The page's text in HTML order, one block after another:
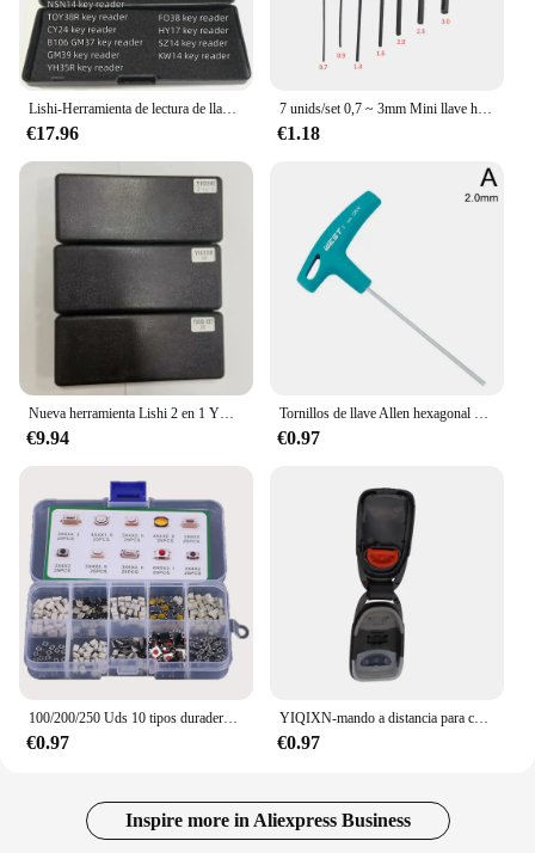
Lishi-Herramienta de lectura de llaves 2 en 1, HU66, HU92, HU87, NSN14, TOY38R, CY24, B106, GM37, GM39, YH35R, FO38, HY17, SZ14, KW14
€17.96
7 unids/set 0,7 ~ 3mm Mini llave hexagonal juego de llaves Allen llave de acero de aleación Kit de destornilladores herramientas manuales de reparación multifuncionales
€1.18
Nueva herramienta Lishi 2 en 1 YH35R YH35R-MAG YH35R-EXT lector de llaves YH35 para herramienta de cerrajero de llaves de motocicleta yamaha
€9.94
Tornillos de llave Allen hexagonal con mango en T, herramienta de destornillador, llave hexagonal de 2mm/2,5mm/3mm/4mm/5mm/6mm/8mm/10mm, llave con mango en T, llaves Allen
€0.97
100/200/250 Uds 10 tipos duradero Control remoto de coche tableta Actile interruptor de botón llaves de coche botón táctil microinterruptor con caja
€0.97
YIQIXN-mando a distancia para coche, 3 botones, 433mhz, para Kia Carens, Hyundai Tucson, Santa Fe, Elantra, 2005-2011, sin logotipo, Fob, FCC, 954112B20
€0.97
Inspire more in Aliexpress Business